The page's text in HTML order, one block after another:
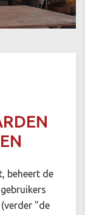
beheert de
"de